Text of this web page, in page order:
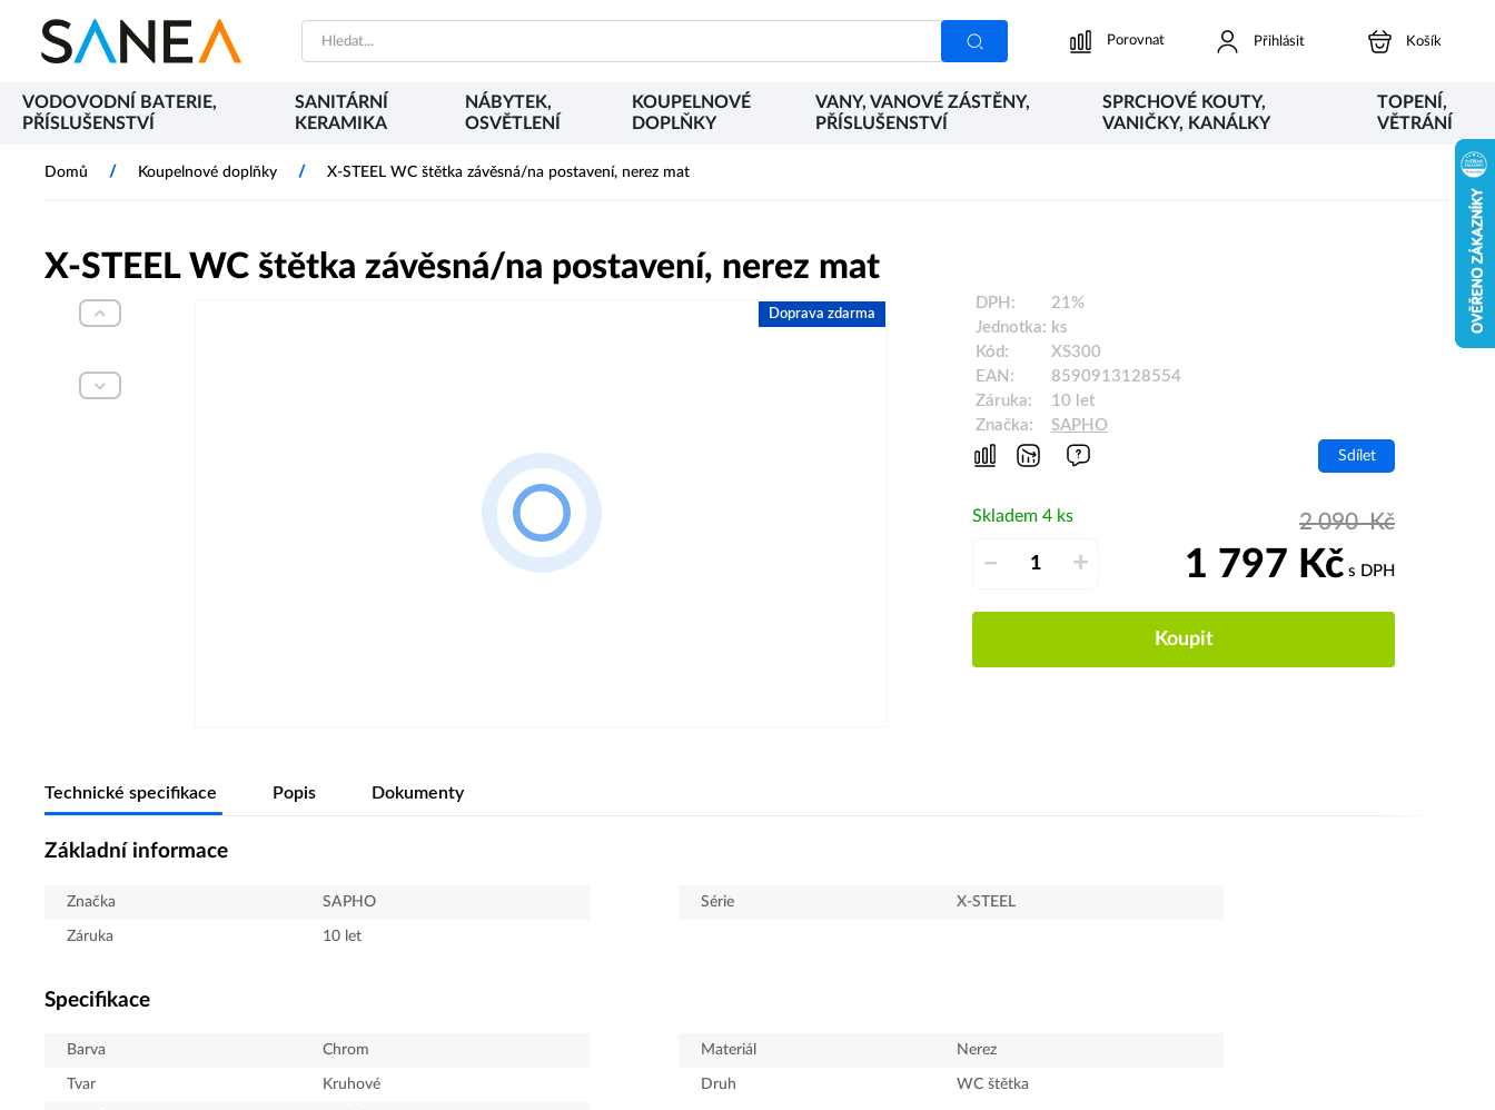
Porovnat Přihlásit Košík
VODOVODNÍ BATERIE,
PŘÍSLUŠENSTVÍ
SANITÁRNÍ
KERAMIKA
NÁBYTEK,
OSVĚTLENÍ
KOUPELNOVÉ
DOPLŇKY
VANY, VANOVÉ ZÁSTĚNY,
PŘÍSLUŠENSTVÍ
SPRCHOVÉ KOUTY,
VANIČKY, KANÁLKY
TOPENÍ,
VĚTRÁNÍ
Domů / Koupelnové doplňky / X-STEEL WC štětka závěsná/na postavení, nerez mat
X-STEEL WC štětka závěsná/na postavení, nerez mat
Doprava zdarma
DPH:
21%
Jednotka: ks
Kód:
XS300
EAN:
8590913128554
Záruka:
10 let
Značka:
SAPHO
Sdílet
Skladem 4 ks
– +
2 090Kč
1 797 Kč s DPH
Koupit
Technické specifikace Popis Dokumenty
Základní informace
Značka SAPHO Série X-STEEL
Záruka 10 let
Specifikace
Barva Chrom Materiál Nerez
Tvar Kruhové Druh WC štětka